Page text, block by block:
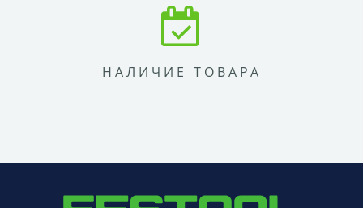
НАЛИЧИЕ ТОВАРА